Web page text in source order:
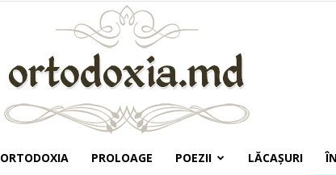
ORTODOXIA PROLOAGE POEZII LĂCAŞURI